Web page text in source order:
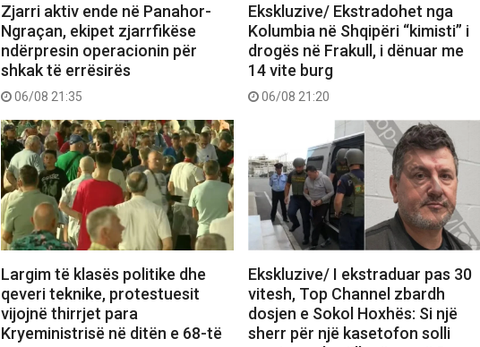
Zjarri aktiv ende në Panahor-
Ngraçan, ekipet zjarrfikëse
ndërpresin operacionin për
shkak të errësirës
06/08 21:35
Ekskluzive/ Ekstradohet nga
Kolumbia në Shqipëri “kimisti” i
drogës në Frakull, i dënuar me
14 vite burg
06/08 21:20
Largim të klasës politike dhe
qeveri teknike, protestuesit
vijojnë thirrjet para
Kryeministrisë në ditën e 68-të
Ekskluzive/ I ekstraduar pas 30
vitesh, Top Channel zbardh
dosjen e Sokol Hoxhës: Si një
sherr për një kasetofon solli